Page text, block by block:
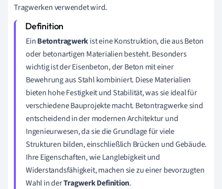
Tragwerken verwendet wird.
EinBetontragwerkist eine Konstruktion, die aus Beton
oder betonartigen Materialien besteht. Besonders
wichtig ist der Eisenbeton, der Beton mit einer
Bewehrung aus Stahl kombiniert. Diese Materialien
bieten hohe Festigkeit und Stabilität, was sie ideal für
verschiedene Bauprojekte macht. Betontragwerke sind
entscheidend in der modernen Architektur und
Ingenieurwesen, da sie die Grundlage für viele
Strukturen bilden, einschließlich Brücken und Gebäude.
Ihre Eigenschaften, wie Langlebigkeit und
Widerstandsfähigkeit, machen sie zu einer bevorzugten
Wahl in derTragwerk Definition.